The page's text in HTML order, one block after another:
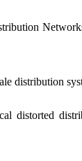
distribution
distorted